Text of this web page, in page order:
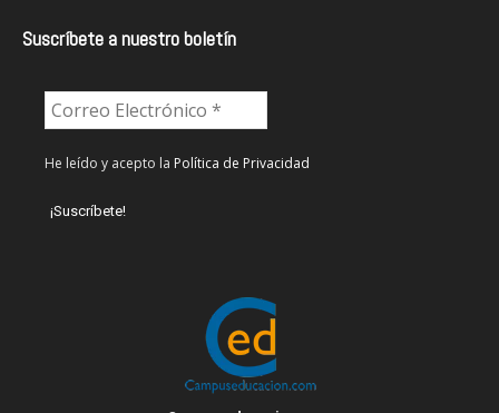
Suscríbete a nuestro boletín
He leído y acepto la Política de Privacidad